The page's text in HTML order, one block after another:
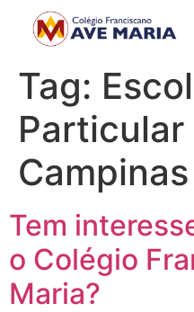
Tag:
Particular
Campinas
Tem
o Colégio
Maria?